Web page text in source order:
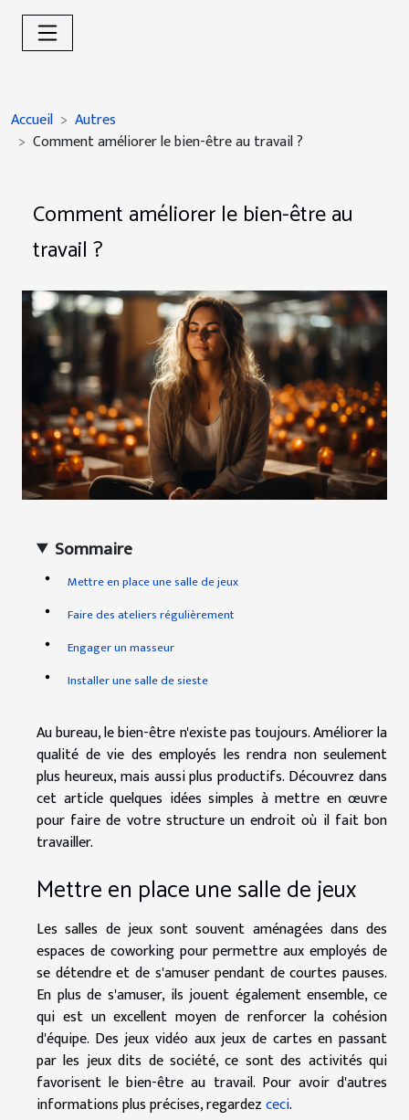
Accueil
Autres
Comment améliorer le bien-être au travail ?
Comment améliorer le bien-être au
travail ?
Sommaire
Mettre en place une salle de jeux
Faire des ateliers régulièrement
Engager un masseur
Installer une salle de sieste
Au bureau, le bien-être n'existe pas toujours. Améliorer la
qualité de vie des employés les rendra non seulement
plus heureux, mais aussi plus productifs. Découvrez dans
cet article quelques idées simples à mettre en œuvre
pour faire de votre structure un endroit où il fait bon
travailler.
Mettre en place une salle de jeux
Les salles de jeux sont souvent aménagées dans des
espaces de coworking pour permettre aux employés de
se détendre et de s'amuser pendant de courtes pauses.
En plus de s'amuser, ils jouent également ensemble, ce
qui est un excellent moyen de renforcer la cohésion
d'équipe. Des jeux vidéo aux jeux de cartes en passant
par les jeux dits de société, ce sont des activités qui
favorisent le bien-être au travail. Pour avoir d'autres
informations plus précises, regardezceci.